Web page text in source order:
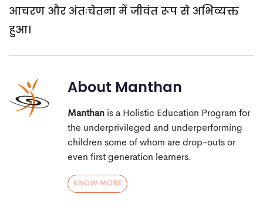
आचरण और अंतःचेतना में जीवंत रूप से अभिव्यक्त
हुआ।
About Manthan
Manthan is a Holistic Education Program for
the underprivileged and underperforming
children some of whom are drop-outs or
even first generation learners.
KNOW MORE